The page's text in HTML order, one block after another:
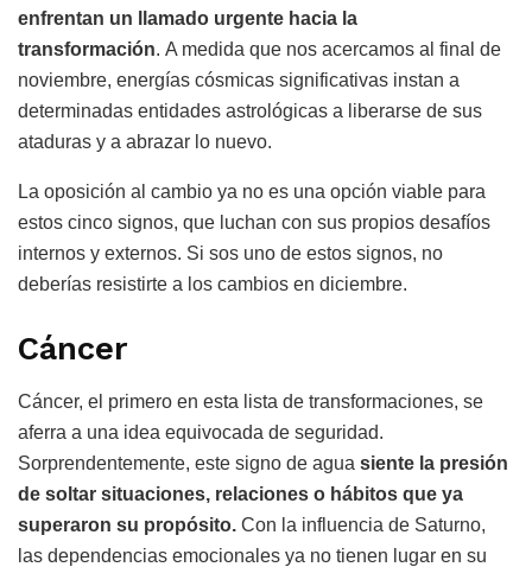
enfrentan un llamado urgente hacia la
transformación. A medida que nos acercamos al final de
noviembre, energías cósmicas significativas instan a
determinadas entidades astrológicas a liberarse de sus
ataduras y a abrazar lo nuevo.
La oposición al cambio ya no es una opción viable para
estos cinco signos, que luchan con sus propios desafíos
internos y externos. Si sos uno de estos signos, no
deberías resistirte a los cambios en diciembre.
Cáncer
Cáncer, el primero en esta lista de transformaciones, se
aferra a una idea equivocada de seguridad.
Sorprendentemente, este signo de agua siente la presión
de soltar situaciones, relaciones o hábitos que ya
superaron su propósito. Con la influencia de Saturno,
las dependencias emocionales ya no tienen lugar en su